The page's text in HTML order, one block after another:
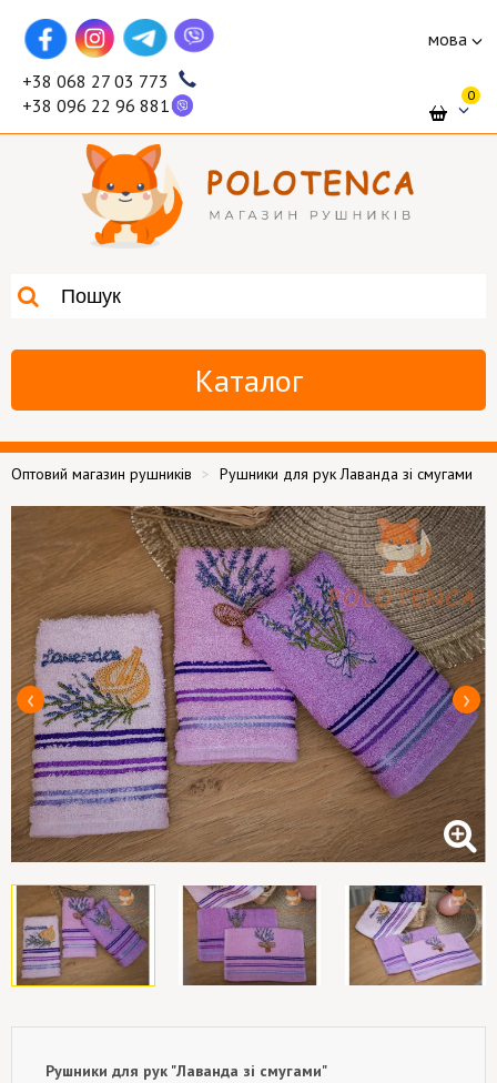
мова
+38 068 27 03 773
+38 096 22 96 881
0
Каталог
Оптовий магазин рушників Рушники для рук Лаванда зі смугами
Рушники для рук "Лаванда зі смугами"